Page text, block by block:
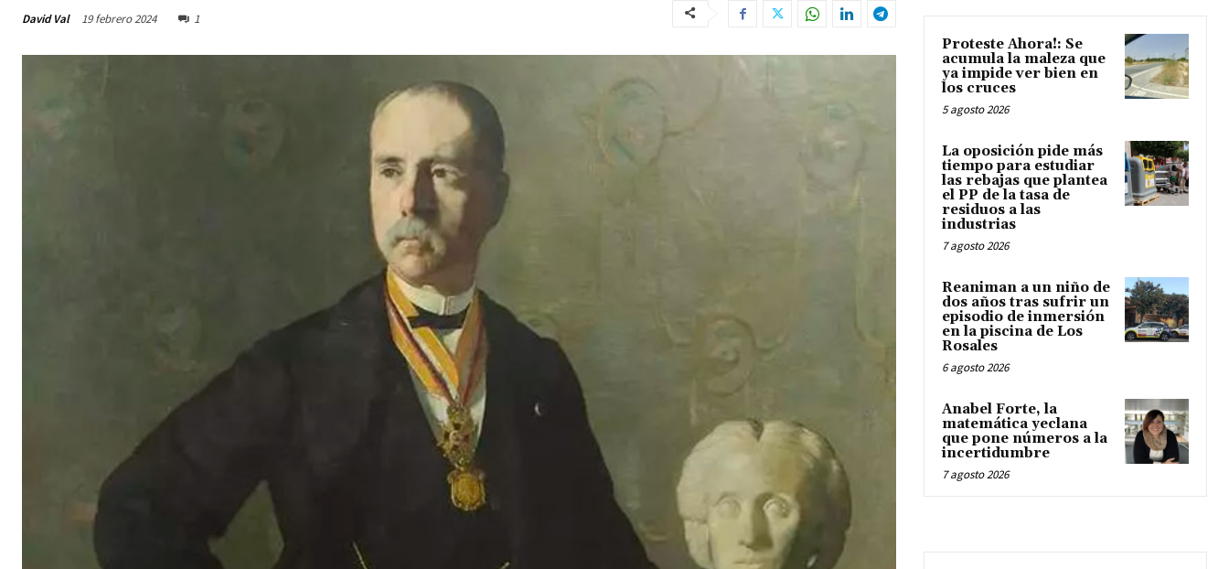
David Val 19 febrero 2024 1
Proteste Ahora!: Se
acumula la maleza que
ya impide ver bien en
los cruces
5 agosto 2026
La oposición pide más
tiempo para estudiar
las rebajas que plantea
el PP de la tasa de
residuos a las
industrias
7 agosto 2026
Reaniman a un niño de
dos años tras sufrir un
episodio de inmersión
en la piscina de Los
Rosales
6 agosto 2026
Anabel Forte, la
matemática yeclana
que pone números a la
incertidumbre
7 agosto 2026